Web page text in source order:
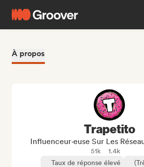
À propos
Trapetito
Influenceur·euse Sur Les
51k
1.4k
Taux de réponse élevé